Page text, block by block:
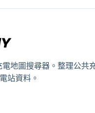
地圖搜尋器。整理公共
站資料。